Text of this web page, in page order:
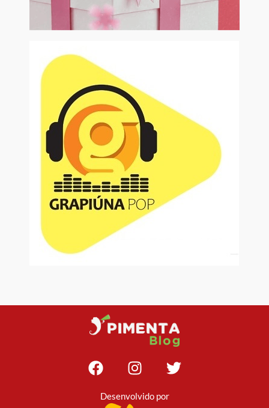
Desenvolvido por